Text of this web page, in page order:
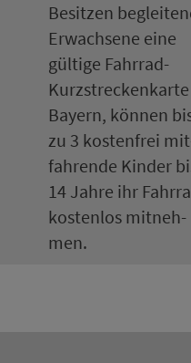
Besitzen
Er­wach­se­ne eine
gültige Fahrrad-
Kurz­streckenkarte
Bayern, können
zu 3 kos­ten­frei
fah­rende Kinder
14 Jahre ihr
kos­ten­los mit­neh­
men.